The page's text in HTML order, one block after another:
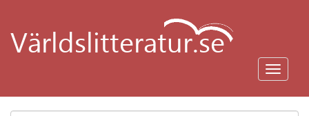
huvudinnehåll